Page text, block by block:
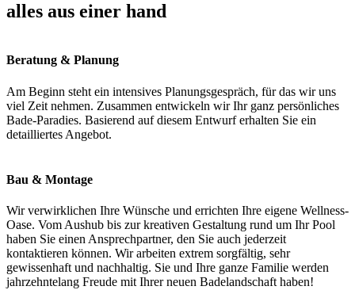
alles aus einer hand
Beratung & Planung
Am Beginn steht ein intensives Planungsgespräch, für das wir uns
viel Zeit nehmen. Zusammen entwickeln wir Ihr ganz persönliches
Bade-Paradies. Basierend auf diesem Entwurf erhalten Sie ein
detailliertes Angebot.
Bau & Montage
Wir verwirklichen Ihre Wünsche und errichten Ihre eigene Wellness-
Oase. Vom Aushub bis zur kreativen Gestaltung rund um Ihr Pool
haben Sie einen Ansprechpartner, den Sie auch jederzeit
kontaktieren können. Wir arbeiten extrem sorgfältig, sehr
gewissenhaft und nachhaltig. Sie und Ihre ganze Familie werden
jahrzehntelang Freude mit Ihrer neuen Badelandschaft haben!